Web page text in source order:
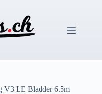
V3 LE Bladder 6.5m